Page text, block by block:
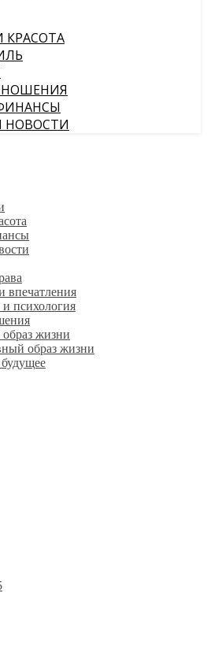
КРАСОТА
НОВОСТИ
впечатления
психология
жизни
образ жизни